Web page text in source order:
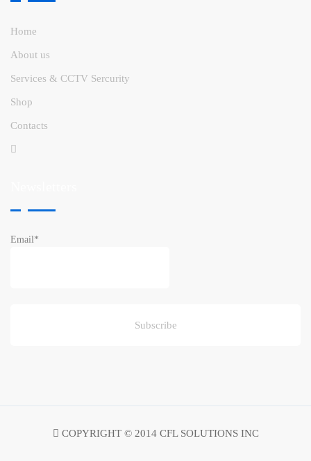
Home
About us
Services & CCTV Sercurity
Shop
Contacts
Email*
COPYRIGHT © 2014 CFL SOLUTIONS INC